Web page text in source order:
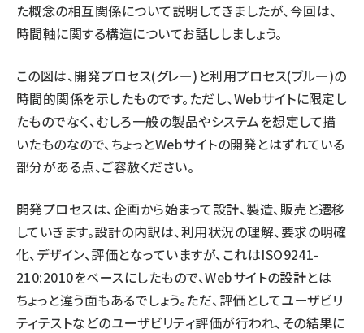
た概念の相互関係について説明してきましたが、今回は、
時間軸に関する構造についてお話ししましょう。
この図は、開発プロセス(グレー)と利用プロセス(ブルー)の
時間的関係を示したものです。ただし、Webサイトに限定し
たものでなく、むしろ一般の製品やシステムを想定して描
いたものなので、ちょっとWebサイトの開発とはずれている
部分がある点、ご容赦ください。
開発プロセスは、企画から始まって設計、製造、販売と遷移
していきます。設計の内訳は、利用状況の理解、要求の明確
化、デザイン、評価となっていますが、これはISO9241-
210:2010をベースにしたもので、Webサイトの設計とは
ちょっと違う面もあるでしょう。ただ、評価としてユーザビリ
ティテストなどのユーザビリティ評価が行われ、その結果に